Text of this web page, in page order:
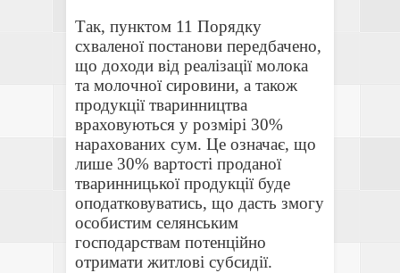
Так, пунктом 11 Порядку
схваленої постанови передбачено,
що доходи від реалізації молока
та молочної сировини, а також
продукції тваринництва
враховуються у розмірі 30%
нарахованих сум. Це означає, що
лише 30% вартості проданої
тваринницької продукції буде
оподатковуватись, що дасть змогу
особистим селянським
господарствам потенційно
отримати житлові субсидії.